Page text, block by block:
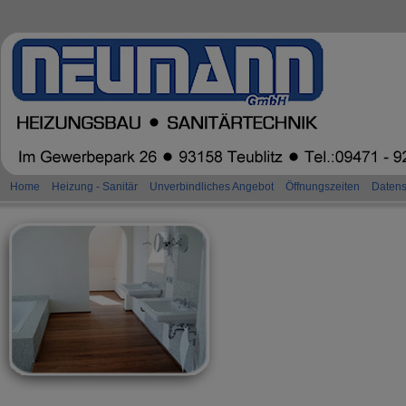
Home Heizung - Sanitär Unverbindliches Angebot Öffnungszeiten